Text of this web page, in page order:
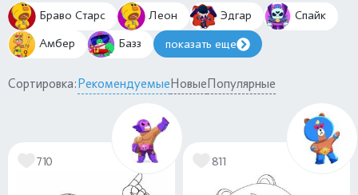
пользуется популярностью и заслуженной
любовью у игроков. На выбор представлены
разные раскраски Эль Примо скины: обычный
боец, Эль Рудо Примо, Эль Рей Примо, Эль
Вердозо, Эль Тигро и другие.
Браво Старс Леон Эдгар
Спайк
Амбер
Базз показать еще
Сортировка:РекомендуемыеНовыеПопулярные
710 811